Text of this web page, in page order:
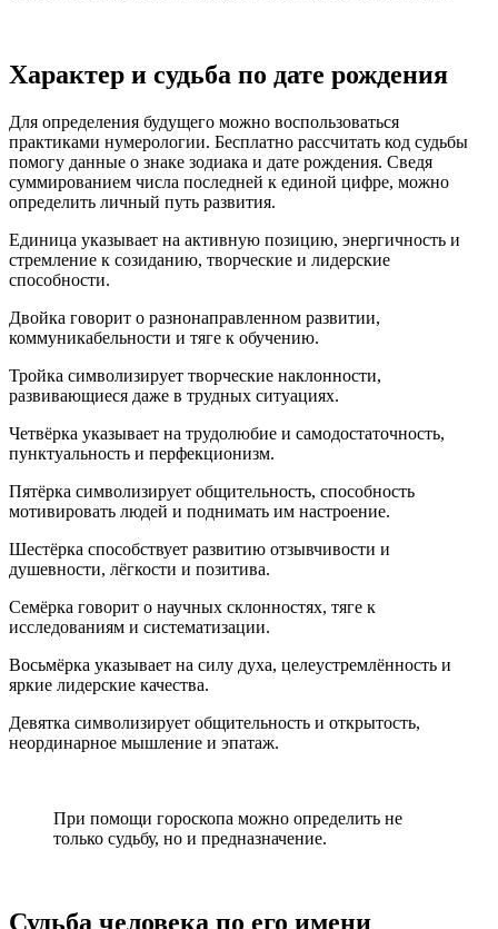
Характер и судьба по дате рождения
Для определения будущего можно воспользоваться
практиками нумерологии. Бесплатно рассчитать код судьбы
помогу данные о знаке зодиака и дате рождения. Сведя
суммированием числа последней к единой цифре, можно
определить личный путь развития.
Единица указывает на активную позицию, энергичность и
стремление к созиданию, творческие и лидерские
способности.
Двойка говорит о разнонаправленном развитии,
коммуникабельности и тяге к обучению.
Тройка символизирует творческие наклонности,
развивающиеся даже в трудных ситуациях.
Четвёрка указывает на трудолюбие и самодостаточность,
пунктуальность и перфекционизм.
Пятёрка символизирует общительность, способность
мотивировать людей и поднимать им настроение.
Шестёрка способствует развитию отзывчивости и
душевности, лёгкости и позитива.
Семёрка говорит о научных склонностях, тяге к
исследованиям и систематизации.
Восьмёрка указывает на силу духа, целеустремлённость и
яркие лидерские качества.
Девятка символизирует общительность и открытость,
неординарное мышление и эпатаж.
При помощи гороскопа можно определить не
только судьбу, но и предназначение.
Судьба человека по его имени